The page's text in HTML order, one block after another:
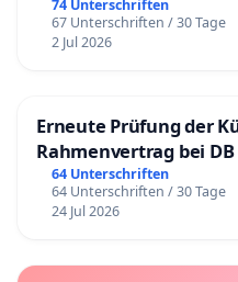
74 Unterschriften
67 Unterschriften / 30 Tage
2 Jul 2026
Erneute Prüfung der
Rahmenvertrag bei
64 Unterschriften
64 Unterschriften / 30 Tage
24 Jul 2026